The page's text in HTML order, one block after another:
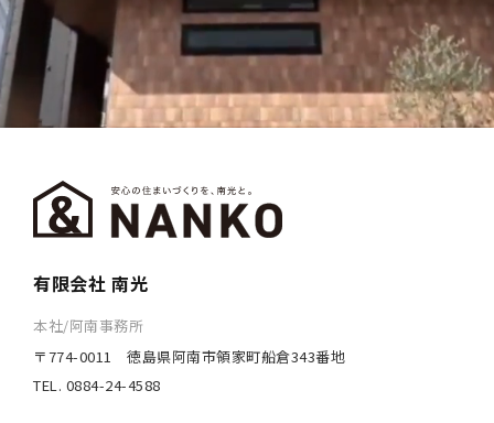
有限会社 南光
本社/阿南事務所
〒774-0011 徳島県阿南市領家町船倉343番地
TEL. 0884-24-4588